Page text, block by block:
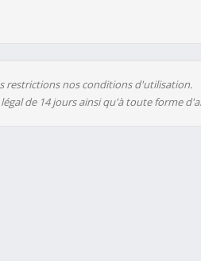
restrictions nos conditions d'utilisation.
de 14 jours ainsi qu'à toute forme